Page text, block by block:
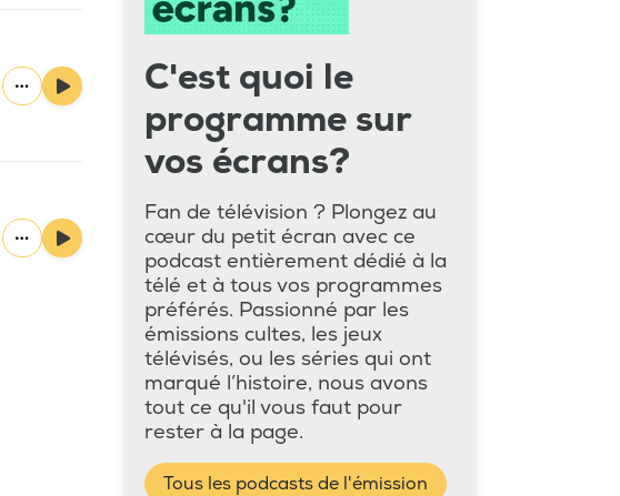
C'est quoi le
programme sur
vos écrans?
Fan de télévision ? Plongez au
cœur du petit écran avec ce
podcast entièrement dédié à la
télé et à tous vos programmes
préférés. Passionné par les
émissions cultes, les jeux
télévisés, ou les séries qui ont
marqué l’histoire, nous avons
tout ce qu'il vous faut pour
rester à la page.
Tous les podcasts de l'émission